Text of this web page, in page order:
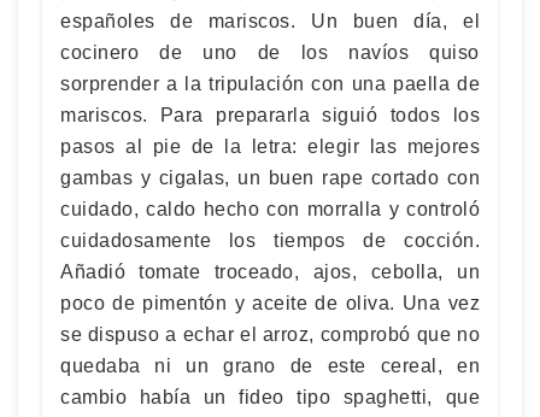
españoles de mariscos. Un buen día, el
cocinero de uno de los navíos quiso
sorprender a la tripulación con una paella de
mariscos. Para prepararla siguió todos los
pasos al pie de la letra: elegir las mejores
gambas y cigalas, un buen rape cortado con
cuidado, caldo hecho con morralla y controló
cuidadosamente los tiempos de cocción.
Añadió tomate troceado, ajos, cebolla, un
poco de pimentón y aceite de oliva. Una vez
se dispuso a echar el arroz, comprobó que no
quedaba ni un grano de este cereal, en
cambio había un fideo tipo spaghetti, que